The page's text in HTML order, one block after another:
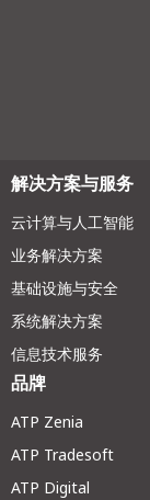
解决方案与服务
云计算与人工智能
业务解决方案
基础设施与安全
系统解决方案
信息技术服务
品牌
ATP Zenia
ATP Tradesoft
ATP Digital